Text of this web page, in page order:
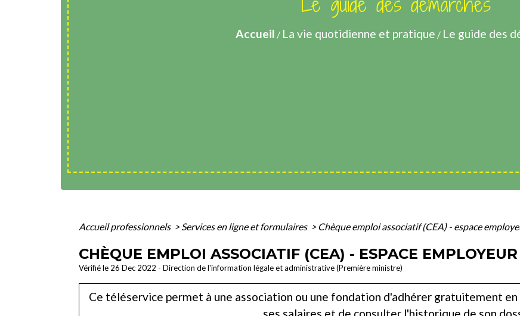
Accueil / La vie quotidienne et pratique / Le guide des
Accueil professionnels > Services en ligne et formulaires > Chèque emploi associatif (CEA) - espace
CHÈQUE EMPLOI ASSOCIATIF (CEA) - ESPACE
Vérifié le 26 Dec 2022 - Direction de l'information légale et administrative (Première ministre)
Ce téléservice permet à une association ou une fondation d'adhérer gratuitement